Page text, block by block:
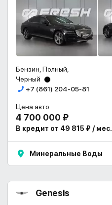
Бензин, Полный,
Черный
+7 (861) 204-05-81
Цена авто
4 700 000 ₽
В кредит от 49 815 ₽ / мес.
Минеральные Воды
Genesis